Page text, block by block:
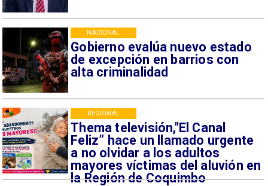
Gobierno evalúa nuevo estado
de excepción en barrios con
alta criminalidad
NACIONAL
Thema televisión,"El Canal
Feliz” hace un llamado urgente
a no olvidar a los adultos
mayores víctimas del aluvión en
la Región de Coquimbo
REGIONAL